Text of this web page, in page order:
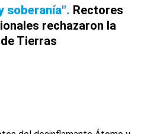
soberanía" Rectores
rechazaron la
Tierras